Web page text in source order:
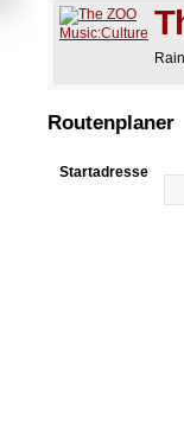
Routenplaner
Startadresse